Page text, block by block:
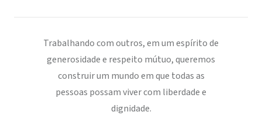
Trabalhando com outros, em um espírito de
generosidade e respeito mútuo, queremos
construir um mundo em que todas as
pessoas possam viver com liberdade e
dignidade.